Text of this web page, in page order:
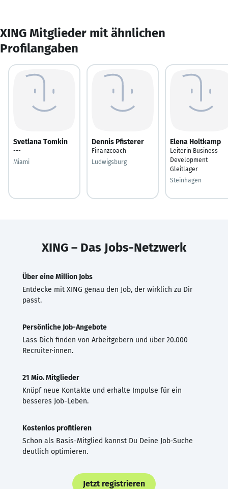
XING Mitglieder mit ähnlichen
Profilangaben
Svetlana Tomkin
---
Miami
Dennis Pfisterer
Finanzcoach
Ludwigsburg
Elena Holtkamp
Leiterin Business
Development
Gleitlager
Steinhagen
XING – Das Jobs-Netzwerk
Über eine Million Jobs
Entdecke mit XING genau den Job, der wirklich zu Dir
passt.
Persönliche Job-Angebote
Lass Dich finden von Arbeitgebern und über 20.000
Recruiter·innen.
21 Mio. Mitglieder
Knüpf neue Kontakte und erhalte Impulse für ein
besseres Job-Leben.
Kostenlos profitieren
Schon als Basis-Mitglied kannst Du Deine Job-Suche
deutlich optimieren.
Jetzt registrieren